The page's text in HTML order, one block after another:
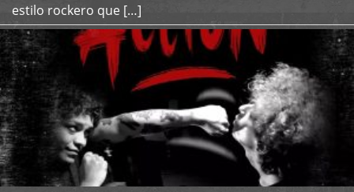
estilo rockero que […]